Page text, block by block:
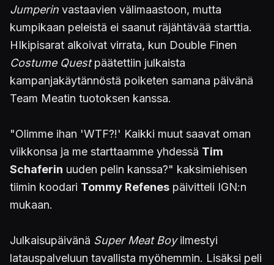
Jumperin vastaavien välimaastoon, mutta
kumpikaan peleistä ei saanut räjähtävää starttia.
HIkipisarat alkoivat virrata, kun Double Finen
Costume Questpäätettiin julkaista
kampanjakäytännöstä poiketen samana päivänä
Team Meatin tuotoksen kanssa.
"Olimme ihan 'WTF?!' Kaikki muut saavat oman
viikkonsa ja me starttaamme yhdessä Tim
Schaferin uuden pelin kanssa?" kaksimiehisen
tiimin koodari Tommy Refenes päivitteli IGN:n
mukaan.
Julkaisupäivänä Super Meat Boyilmestyi
latauspalveluun tavallista myöhemmin. Lisäksi peli